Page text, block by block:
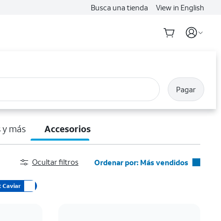
Busca una tienda View in English
Pagar
más Accesorios
Ocultar filtros
Ordenar por: Más vendidos
Caviar